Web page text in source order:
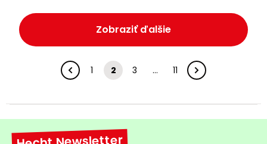
Zobraziť ďalšie
1 2 3 … 11